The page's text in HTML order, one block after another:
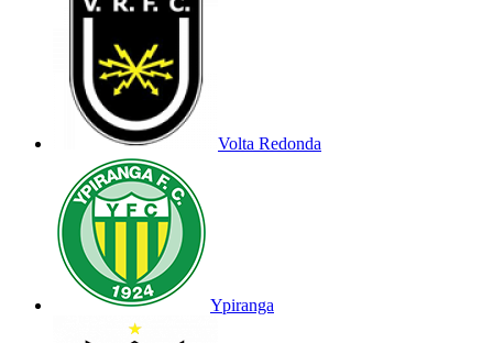
Volta Redonda
Ypiranga